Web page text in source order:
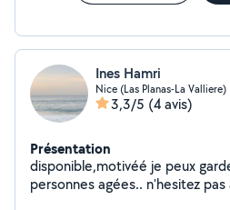
Ines Hamri
Nice (Las Planas-La Valliere)
3,3/5 (4 avis)
Présentation
disponible,motivéé je peux
personnes agées.. n'hesitez